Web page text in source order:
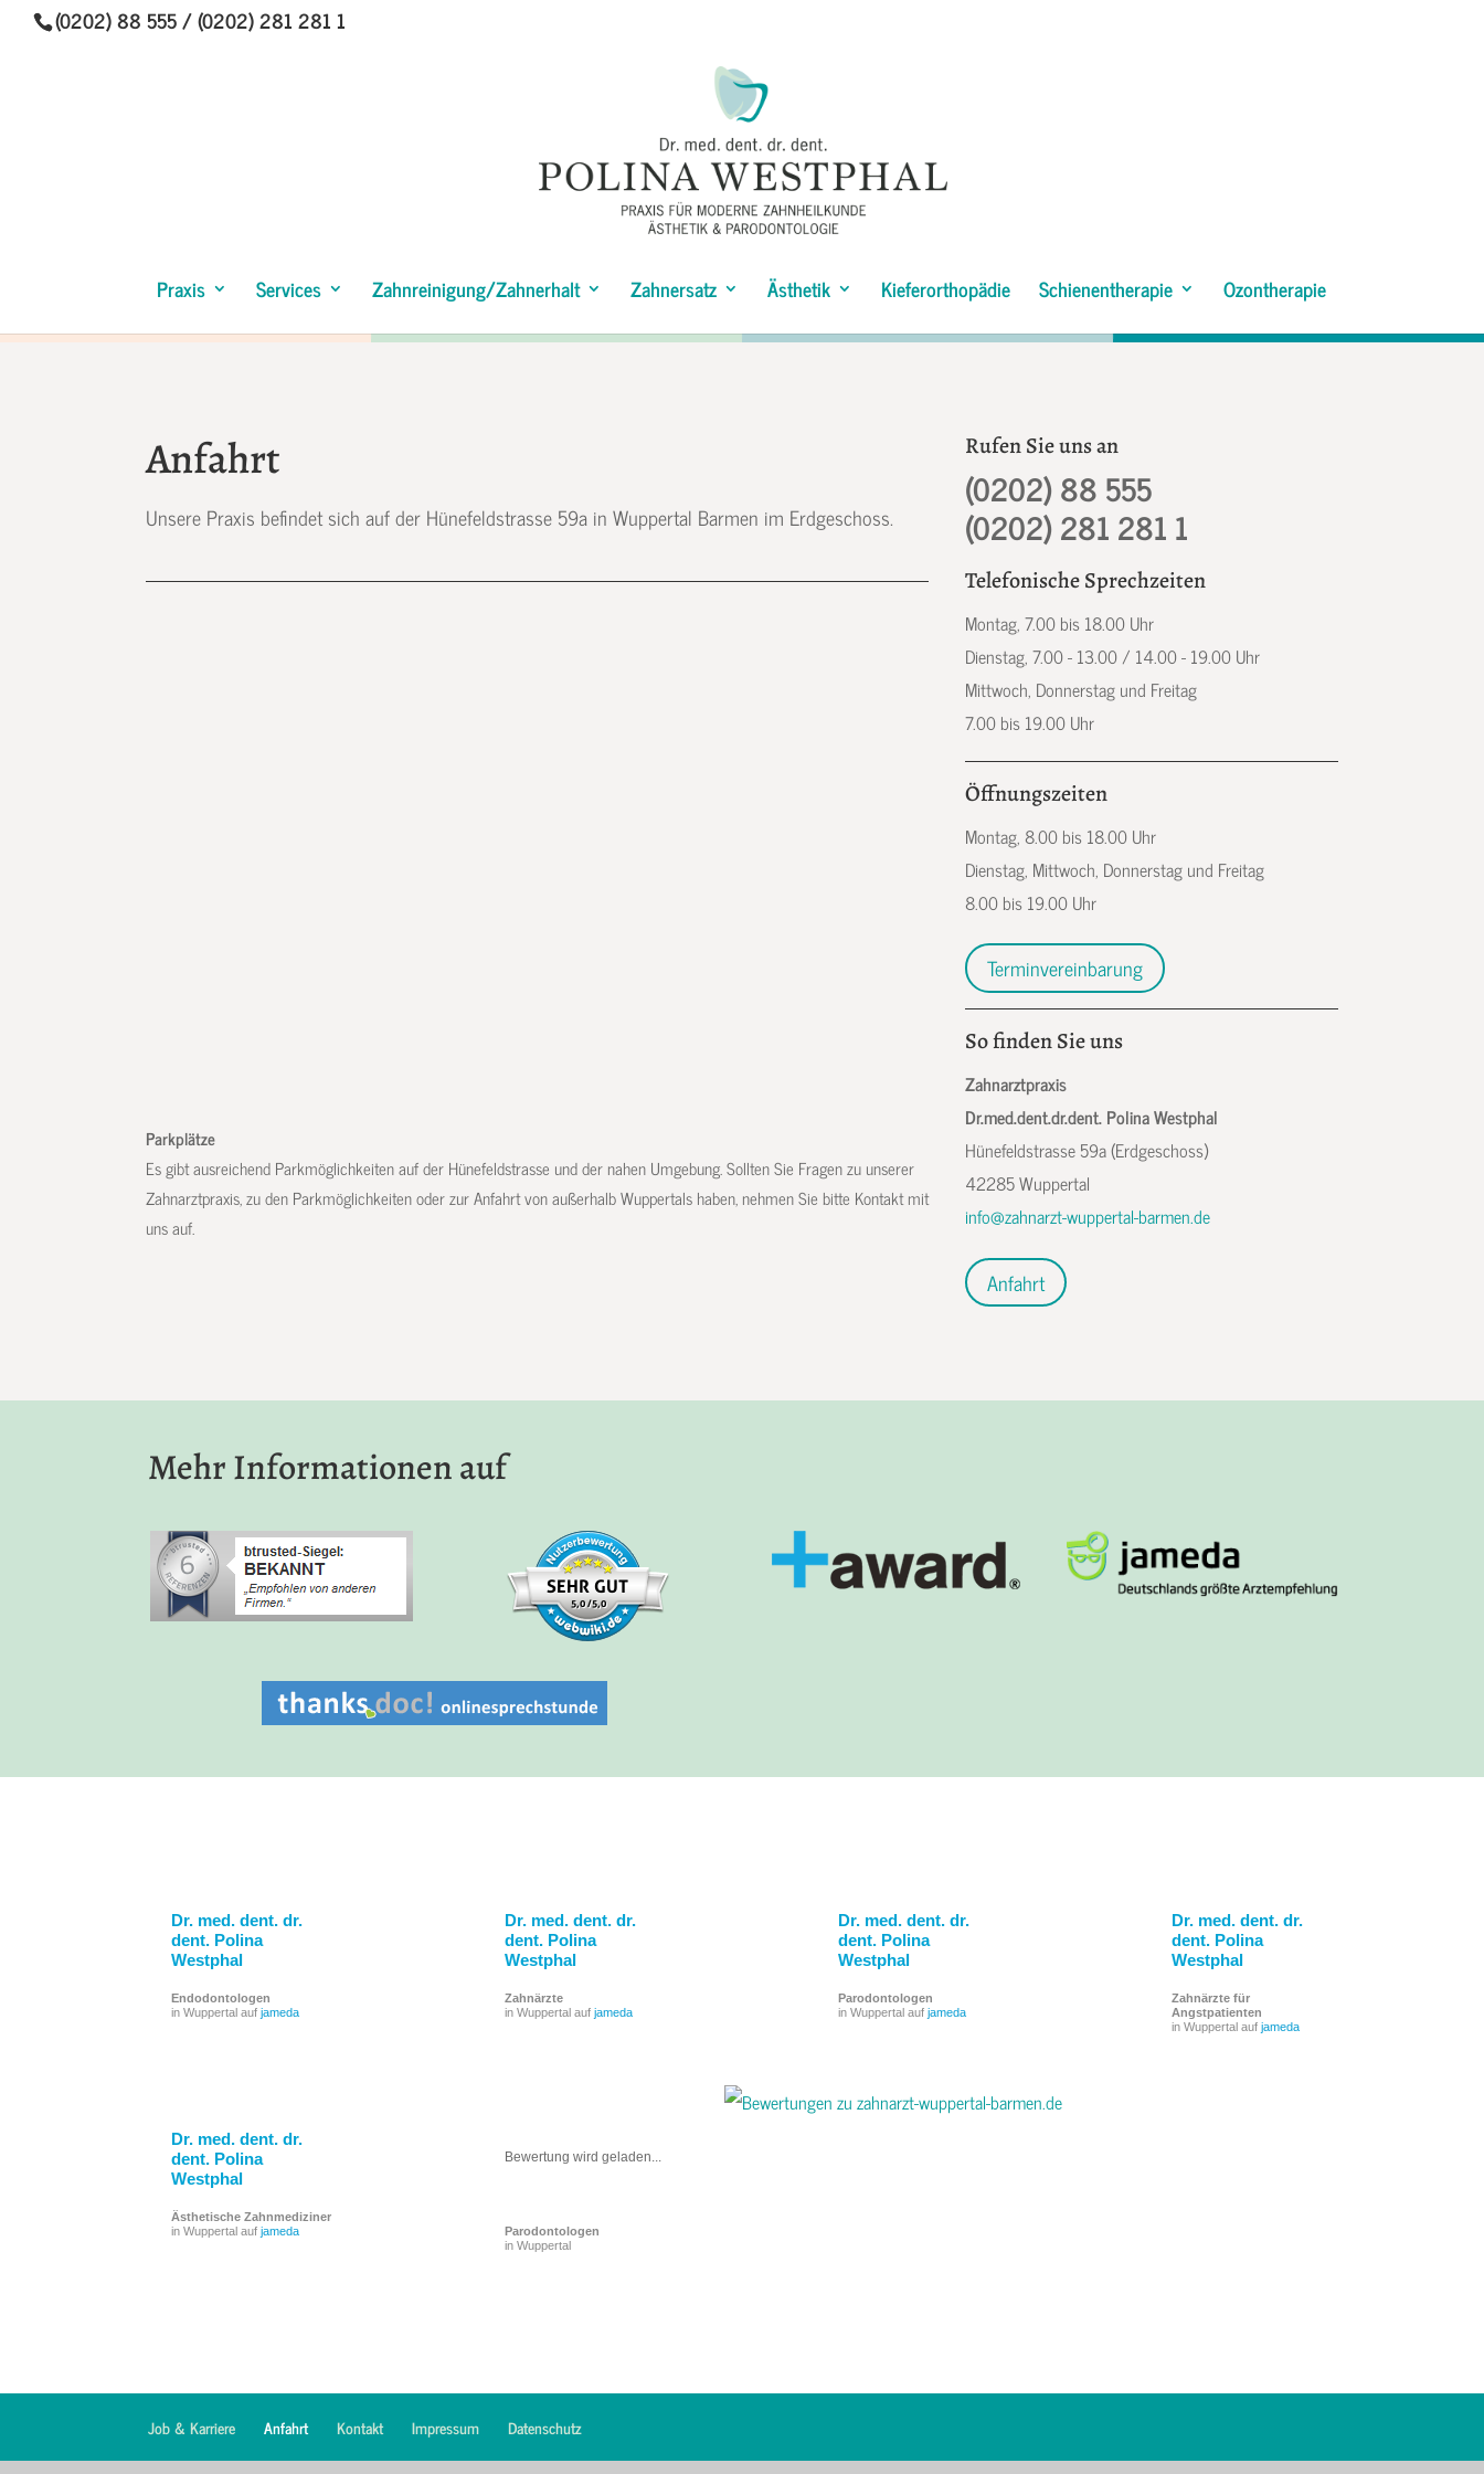
(0202) 88 555 / (0202) 281 281 1
Praxis Services Zahnreinigung/Zahnerhalt Zahnersatz Ästhetik Kieferorthopädie Schienentherapie Ozontherapie
Anfahrt
Unsere Praxis befindet sich auf der Hünefeldstrasse 59a in Wuppertal Barmen im Erdgeschoss.
Parkplätze
Es gibt ausreichend Parkmöglichkeiten auf der Hünefeldstrasse und der nahen Umgebung. Sollten Sie Fragen zu unserer
Zahnarztpraxis, zu den Parkmöglichkeiten oder zur Anfahrt von außerhalb Wuppertals haben, nehmen Sie bitte Kontakt mit
uns auf.
Rufen Sie uns an
(0202) 88 555
(0202) 281 281 1
Telefonische Sprechzeiten
Montag, 7.00 bis 18.00 Uhr
Dienstag, 7.00 - 13.00 / 14.00 - 19.00 Uhr
Mittwoch, Donnerstag und Freitag
7.00 bis 19.00 Uhr
Öffnungszeiten
Montag, 8.00 bis 18.00 Uhr
Dienstag, Mittwoch, Donnerstag und Freitag
8.00 bis 19.00 Uhr
Terminvereinbarung
So finden Sie uns
Zahnarztpraxis
Dr.med.dent.dr.dent. Polina Westphal
Hünefeldstrasse 59a (Erdgeschoss)
42285 Wuppertal
info@zahnarzt-wuppertal-barmen.de
Anfahrt
Mehr Informationen auf
Dr. med. dent. dr.
dent. Polina
Westphal
Endodontologen
in Wuppertal auf jameda
Dr. med. dent. dr.
dent. Polina
Westphal
Zahnärzte
in Wuppertal auf jameda
Dr. med. dent. dr.
dent. Polina
Westphal
Parodontologen
in Wuppertal auf jameda
Dr. med. dent. dr.
dent. Polina
Westphal
Zahnärzte für
Angstpatienten
in Wuppertal auf jameda
Dr. med. dent. dr.
dent. Polina
Westphal
Ästhetische Zahnmediziner
in Wuppertal auf jameda
Bewertung wird geladen...
Parodontologen
in Wuppertal
Job & Karriere Anfahrt Kontakt Impressum Datenschutz